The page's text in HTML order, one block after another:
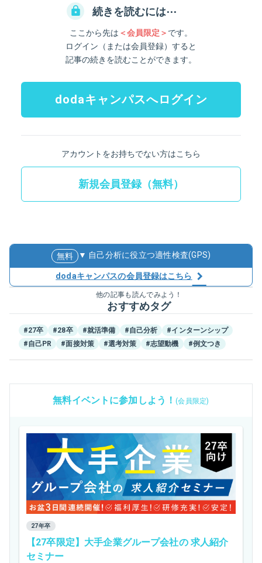
続きを読むには⋯
ここから先は ＜会員限定＞ です。
ログイン（または会員登録）すると
記事の続きを読むことができます。
dodaキャンパスへログイン
アカウントをお持ちでない方はこちら
新規会員登録（無料）
無料 ▼ 自己分析に役立つ適性検査(GPS)
dodaキャンパスの会員登録はこちら
他の記事も読んでみよう！
おすすめタグ
#27卒 #28卒 #就活準備 #自己分析
#インターンシップ
#自己PR
#面接対策 #選考対策 #志望動機 #例文つき
無料イベントに参加しよう！ (会員限定)
27年卒
【27卒限定】大手企業グループ会社の 求人紹介
セミナー